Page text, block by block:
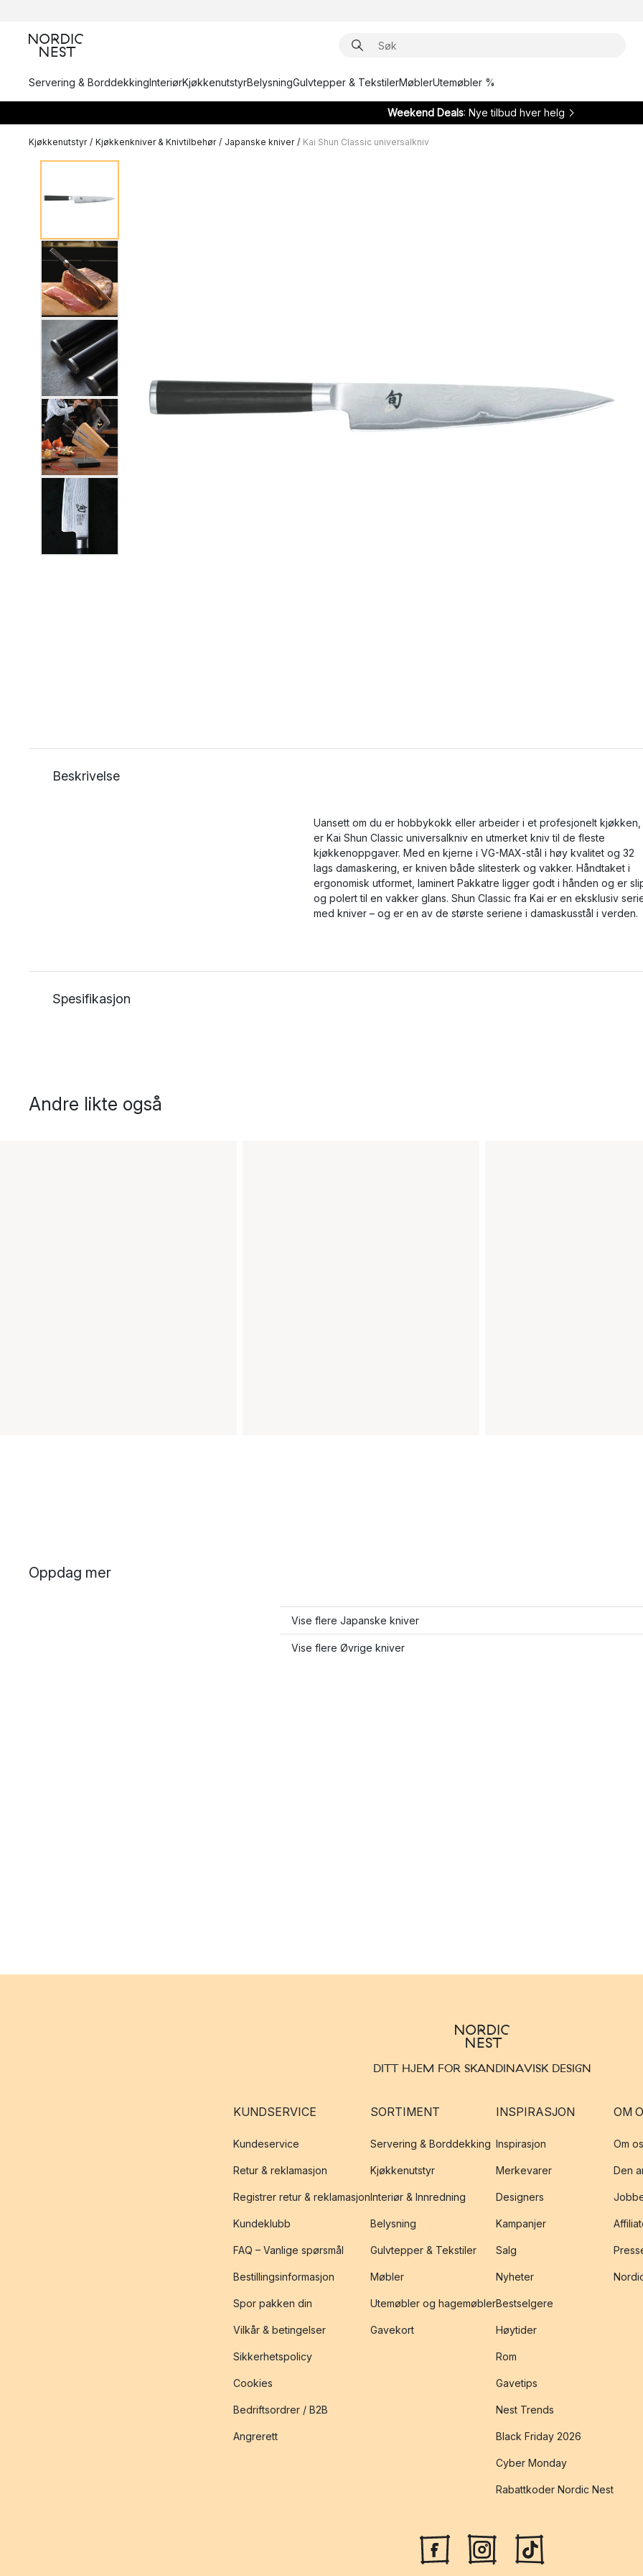
Servering & BorddekkingInteriørKjøkkenutstyrBelysningGulvtepper & TekstilerMøblerUtemøbler %
Weekend Deals: Nye tilbud hver helg
Kjøkkenutstyr / Kjøkkenkniver & Knivtilbehør / Japanske kniver / Kai Shun Classic universalkniv
Beskrivelse
Uansett om du er hobbykokk eller arbeider i et profesjonelt kjøkken,
er Kai Shun Classic universalkniv en utmerket kniv til de fleste
kjøkkenoppgaver. Med en kjerne i VG-MAX-stål i høy kvalitet og 32
lags damaskering, er kniven både slitesterk og vakker. Håndtaket i
ergonomisk utformet, laminert Pakkatre ligger godt i hånden og er
og polert til en vakker glans. Shun Classic fra Kai er en eksklusiv
med kniver – og er en av de største seriene i damaskusstål i verden.
Spesifikasjon
Andre likte også
Oppdag mer
Vise flere Japanske kniver
Vise flere Øvrige kniver
DITT HJEM FOR SKANDINAVISK DESIGN
KUNDSERVICE
Kundeservice
Retur & reklamasjon
Registrer retur & reklamasjon
Kundeklubb
FAQ – Vanlige spørsmål
Bestillingsinformasjon
Spor pakken din
Vilkår & betingelser
Sikkerhetspolicy
Cookies
Bedriftsordrer / B2B
Angrerett
SORTIMENT
Servering & Borddekking
Kjøkkenutstyr
Interiør & Innredning
Belysning
Gulvtepper & Tekstiler
Møbler
Utemøbler og hagemøbler
Gavekort
INSPIRASJON
Inspirasjon
Merkevarer
Designers
Kampanjer
Salg
Nyheter
Bestselgere
Høytider
Rom
Gavetips
Nest Trends
Black Friday 2026
Cyber Monday
Rabattkoder Nordic Nest
OM
Om
Den